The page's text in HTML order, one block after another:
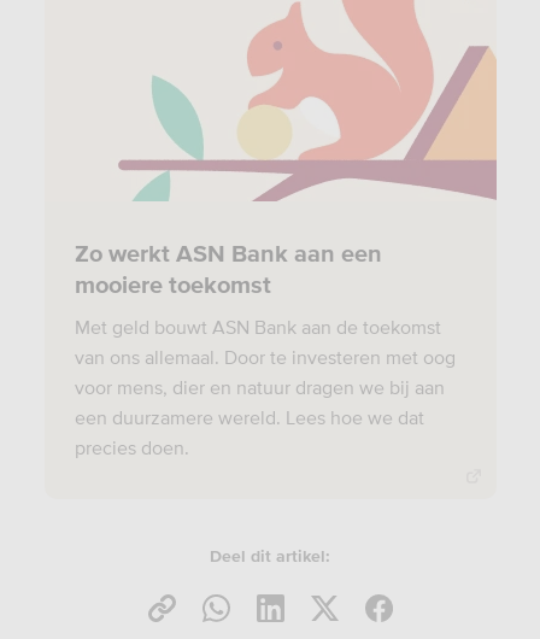
Zo werkt ASN Bank aan een
mooiere toekomst
Met geld bouwt ASN Bank aan de toekomst
van ons allemaal. Door te investeren met oog
voor mens, dier en natuur dragen we bij aan
een duurzamere wereld. Lees hoe we dat
precies doen.
Deel dit artikel: